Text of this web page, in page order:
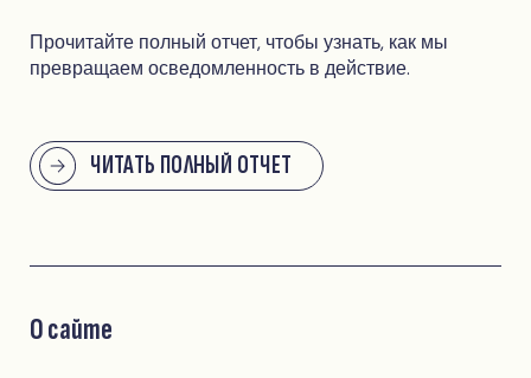
Прочитайте полный отчет, чтобы узнать, как мы
превращаем осведомленность в действие.
ЧИТАТЬ ПОЛНЫЙ ОТЧЕТ
О сайте